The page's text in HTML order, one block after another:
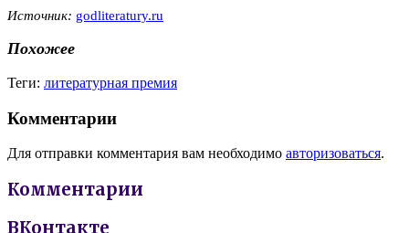
Источник: godliteratury.ru
Похожее
Теги: литературная премия
Комментарии
Для отправки комментария вам необходимо авторизоваться.
Комментарии
ВКонтакте